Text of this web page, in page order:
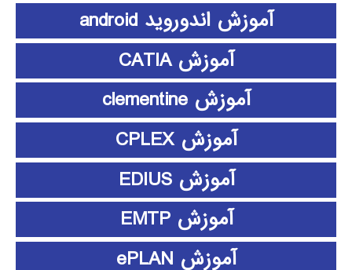
آموزش اندوروید android
آموزش CATIA
آموزش clementine
آموزش CPLEX
آموزش EDIUS
آموزش EMTP
آموزش ePLAN